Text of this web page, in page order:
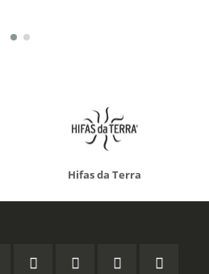
Hifas da Terra